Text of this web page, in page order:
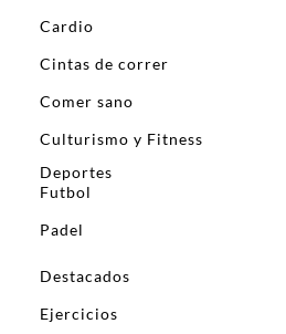
Cardio
Cintas de correr
Comer sano
Culturismo y Fitness
Deportes
Futbol
Padel
Destacados
Ejercicios